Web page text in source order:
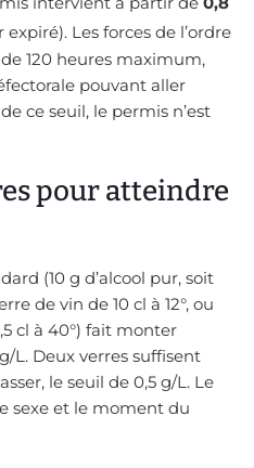
expiré). Les forces de l’ordre
120 heures maximum,
pouvant aller
ce seuil, le permis n’est
pour atteindre
(10 g d’alcool pur, soit
de vin de 10 cl à 12°, ou
cl à 40°) fait monter
L. Deux verres suffisent
le seuil de 0,5 g/L. Le
sexe et le moment du